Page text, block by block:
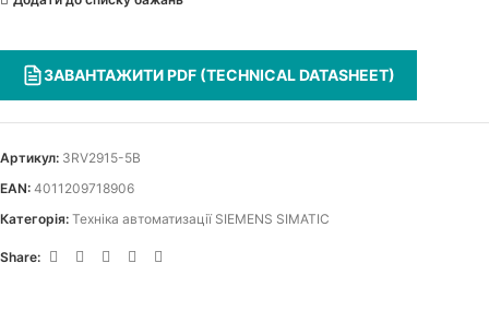
ЗАВАНТАЖИТИ PDF (TECHNICAL DATASHEET)
EAN: 4011209718906
Артикул: 3RV2915-5B
Категорія: Техніка автоматизації SIEMENS SIMATIC
Share: